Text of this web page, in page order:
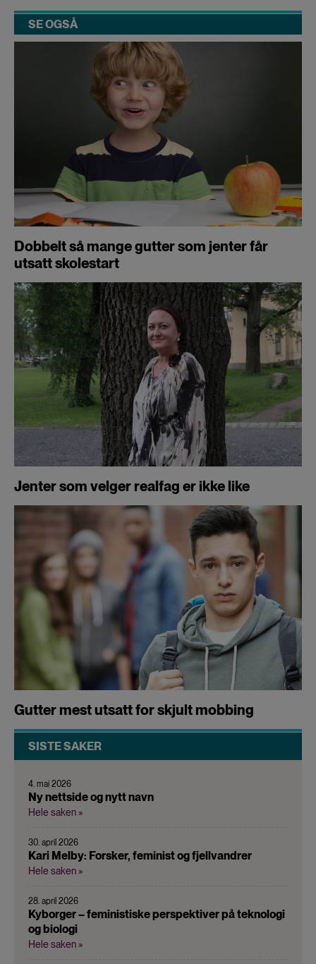
SE OGSÅ
Dobbelt så mange gutter som jenter får
utsatt skolestart
Jenter som velger realfag er ikke like
Gutter mest utsatt for skjult mobbing
SISTE SAKER
4. mai 2026
Ny nettside og nytt navn
Hele saken »
30. april 2026
Kari Melby: Forsker, feminist og fjellvandrer
Hele saken »
28. april 2026
Kyborger – feministiske perspektiver på teknologi
og biologi
Hele saken »